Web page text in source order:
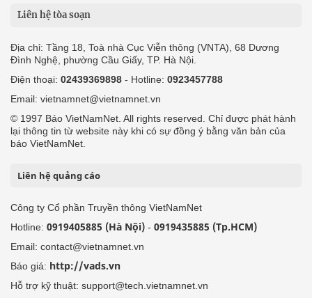
Liên hệ tòa soạn
Địa chỉ: Tầng 18, Toà nhà Cục Viễn thông (VNTA), 68 Dương
Đình Nghệ, phường Cầu Giấy, TP. Hà Nội.
Điện thoại: 02439369898 - Hotline: 0923457788
Email: vietnamnet@vietnamnet.vn
© 1997 Báo VietNamNet. All rights reserved. Chỉ được phát hành
lại thông tin từ website này khi có sự đồng ý bằng văn bản của
báo VietNamNet.
Liên hệ quảng cáo
Công ty Cổ phần Truyền thông VietNamNet
Hotline: 0919405885 (Hà Nội) - 0919435885 (Tp.HCM)
Email: contact@vietnamnet.vn
Báo giá: http://vads.vn
Hỗ trợ kỹ thuật: support@tech.vietnamnet.vn